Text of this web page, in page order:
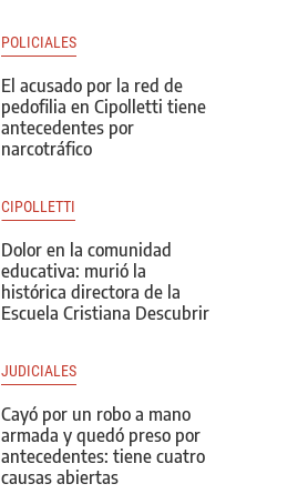
POLICIALES
El acusado por la red de
pedofilia en Cipolletti tiene
antecedentes por
narcotráfico
CIPOLLETTI
Dolor en la comunidad
educativa: murió la
histórica directora de la
Escuela Cristiana Descubrir
JUDICIALES
Cayó por un robo a mano
armada y quedó preso por
antecedentes: tiene cuatro
causas abiertas